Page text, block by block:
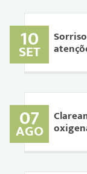
10
SET
07
AGO